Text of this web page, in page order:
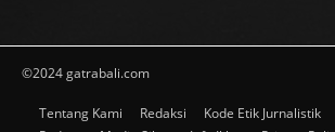
©2024 gatrabali.com
Tentang Kami Redaksi
Kode Etik Jurnalistik